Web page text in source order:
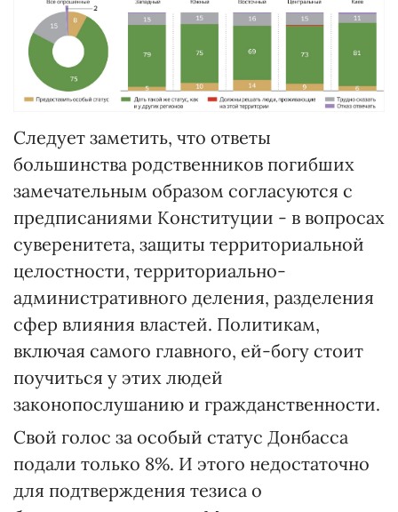
Следует заметить, что ответы
большинства родственников погибших
замечательным образом согласуются с
предписаниями Конституции - в вопросах
суверенитета, защиты территориальной
целостности, территориально-
административного деления, разделения
сфер влияния властей. Политикам,
включая самого главного, ей-богу стоит
поучиться у этих людей
законопослушанию и гражданственности.
Свой голос за особый статус Донбасса
подали только 8%. И этого недостаточно
для подтверждения тезиса о